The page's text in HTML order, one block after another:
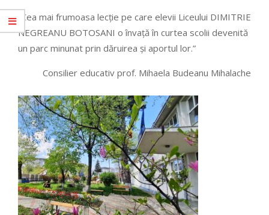
”Cea mai frumoasa lecție pe care elevii Liceului DIMITRIE
NEGREANU BOTOSANI o învață în curtea scolii devenită
un parc minunat prin dăruirea și aportul lor.”
Consilier educativ prof. Mihaela Budeanu Mihalache